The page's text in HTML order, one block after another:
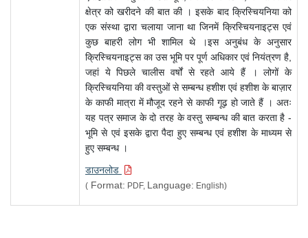
क्षेत्र को खरीदने की बात की । इसके बाद क्रिस्चियनिया को
एक संस्था द्वारा चलाया जाना था जिनमें क्रिस्चियनाइट्स एवं
कुछ बाहरी लोग भी शामिल थे ।इस अनुबंध के अनुसार
क्रिस्चियनाइट्स का उस भूमि पर पूर्ण अधिकार एवं नियंत्रण है,
जहां ये पिछले चालीस वर्षों से रहते आये हैं । लोगों के
क्रिस्चियनिया की वस्तुओं से सम्बन्ध हशीश एवं हशीश के बाज़ार
के काफी मात्रा में मौजूद रहने से काफी गूढ़ हो जाते हैं । अतः
यह पत्र समाज के दो तरह के वस्तु सम्बन्ध की बात करता है -
भूमि से एवं इसके द्वारा पैदा हुए सम्बन्ध एवं हशीश के माध्यम से
हुए सम्बन्ध ।
डाउनलोड
( Format: PDF, Language: English)